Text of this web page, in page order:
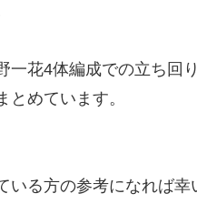
花4体編成での立ち回り
めています。
る方の参考になれば幸